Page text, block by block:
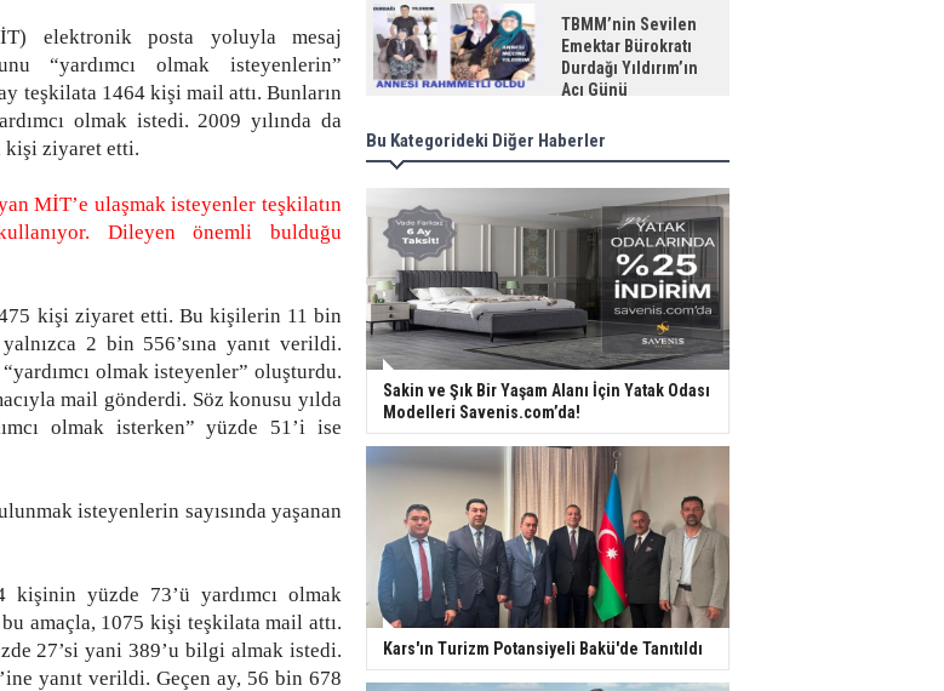
elektronik posta yoluyla mesaj
“yardımcı olmak isteyenlerin”
teşkilata 1464 kişi mail attı. Bunların
olmak istedi. 2009 yılında da
kişi ziyaret etti.
MİT’e ulaşmak isteyenler teşkilatın
Dileyen önemli bulduğu
kişi ziyaret etti. Bu kişilerin 11 bin
2 bin 556’sına yanıt verildi.
olmak isteyenler” oluşturdu.
mail gönderdi. Söz konusu yılda
olmak isterken” yüzde 51’i ise
isteyenlerin sayısında yaşanan
kişinin yüzde 73’ü yardımcı olmak
amaçla, 1075 kişi teşkilata mail attı.
27’si yani 389’u bilgi almak istedi.
yanıt verildi. Geçen ay, 56 bin 678
Ziyaret
TBMM’nin Sevilen
Emektar Bürokratı
Durdağı Yıldırım’ın
Acı Günü
Bu Kategorideki Diğer Haberler
Sakin ve Şık Bir Yaşam Alanı İçin Yatak Odası
Modelleri Savenis.com’da!
Kars'ın Turizm Potansiyeli Bakü'de Tanıtıldı